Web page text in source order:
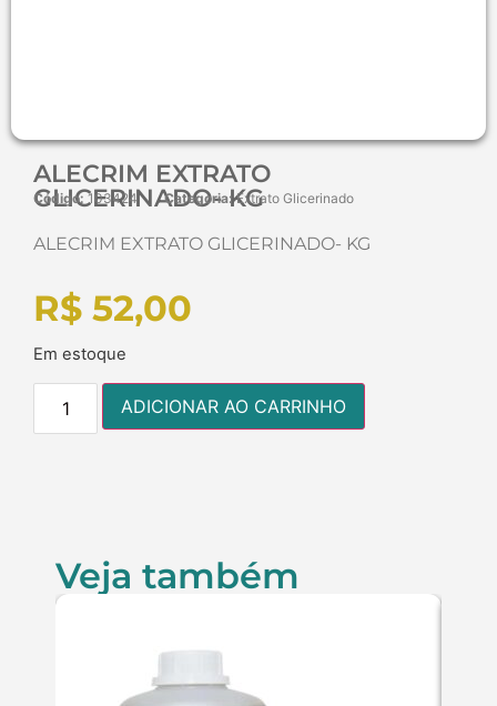
ALECRIM EXTRATO
GLICERINADO- KG
Código:103424 Categoria: Extrato Glicerinado
ALECRIM EXTRATO GLICERINADO- KG
R$ 52,00
Em estoque
ADICIONAR AO CARRINHO
Veja também